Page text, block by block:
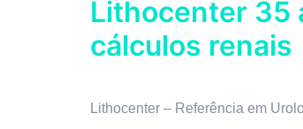
Lithocenter 35
cálculos renais
Lithocenter – Referência em